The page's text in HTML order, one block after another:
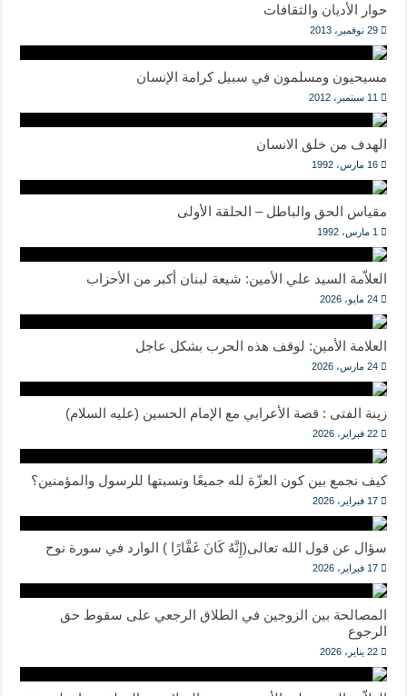
حوار الأديان والثقافات
29 نوفمبر، 2013
مسيحيون ومسلمون في سبيل كرامة الإنسان
11 سبتمبر، 2012
الهدف من خلق الانسان
16 مارس، 1992
مقياس الحق والباطل – الحلقة الأولى
1 مارس، 1992
العلاّمة السيد علي الأمين: شيعة لبنان أكبر من الأحزاب
24 مايو، 2026
العلامة الأمين: لوقف هذه الحرب بشكل عاجل
24 مارس، 2026
زينة الفتى : قصة الأعرابي مع الإمام الحسين (عليه السلام)
22 فبراير، 2026
كيف نجمع بين كون العزّة لله جميعًا ونسبتها للرسول والمؤمنين؟
17 فبراير، 2026
سؤال عن قول الله تعالى(إِنَّهُ كَانَ غَفَّارًا ) الوارد في سورة نوح
17 فبراير، 2026
المصالحة بين الزوجين في الطلاق الرجعي على سقوط حق
الرجوع
22 يناير، 2026